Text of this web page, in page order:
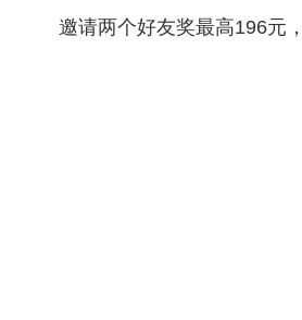
邀请两个好友奖最高196元